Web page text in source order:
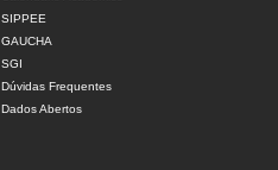
SIPPEE
GAUCHA
SGI
Dúvidas Frequentes
Dados Abertos